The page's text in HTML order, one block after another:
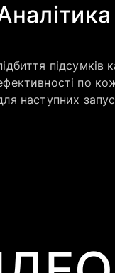
підсумків
по
наступних